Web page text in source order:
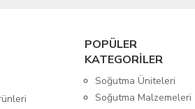
POPÜLER
KATEGORİLER
Soğutma Üniteleri
Soğutma Malzemeleri